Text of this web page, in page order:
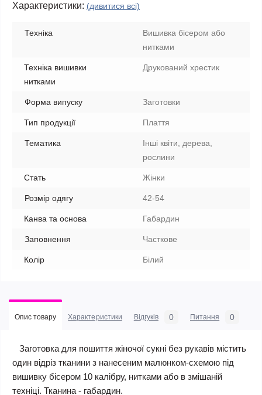
Характеристики: (дивитися всі)
Техніка
Вишивка бісером або
нитками
Техніка вишивки
нитками
Друкований хрестик
Форма випуску Заготовки
Тип продукції Плаття
Тематика
Інші квіти, дерева,
рослини
Стать Жінки
Розмір одягу 42-54
Канва та основа Габардин
Заповнення Часткове
Колір Білий
Опис товару Характеристики Відгуків 0 Питання 0
Заготовка для пошиття жіночої сукні без рукавів містить
один відріз тканини з нанесеним малюнком-схемою під
вишивку бісером 10 калібру, нитками або в змішаній
техніці. Тканина - габардин.